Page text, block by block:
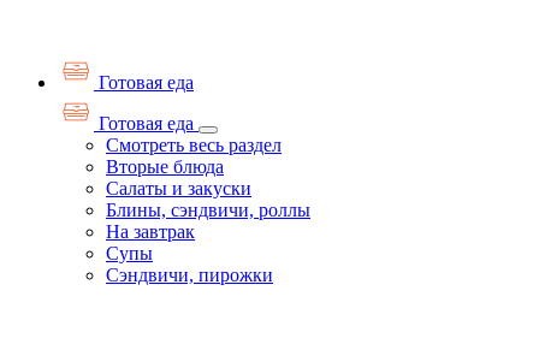
Готовая еда
Готовая еда
Смотреть весь раздел
Вторые блюда
Салаты и закуски
Блины, сэндвичи, роллы
На завтрак
Супы
Сэндвичи, пирожки